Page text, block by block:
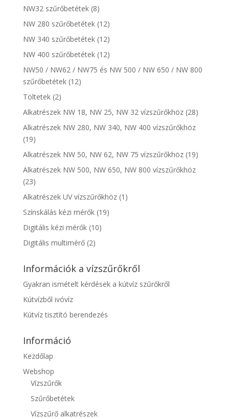
NW32 szűrőbetétek (8)
NW 280 szűrőbetétek (12)
NW 340 szűrőbetétek (12)
NW 400 szűrőbetétek (12)
NW50 / NW62 / NW75 és NW 500 / NW 650 / NW 800
szűrőbetétek (12)
Töltetek (2)
Alkatrészek NW 18, NW 25, NW 32 vízszűrőkhöz (28)
Alkatrészek NW 280, NW 340, NW 400 vízszűrőkhöz
(19)
Alkatrészek NW 50, NW 62, NW 75 vízszűrőkhöz (19)
Alkatrészek NW 500, NW 650, NW 800 vízszűrőkhöz
(23)
Alkatrészek UV vízszűrőkhöz (1)
Színskálás kézi mérők (19)
Digitális kézi mérők (10)
Digitális multimérő (2)
Információk a vízszűrőkről
Gyakran ismételt kérdések a kútvíz szűrőkről
Kútvízből ivóvíz
Kútvíz tisztító berendezés
Információ
Kezdőlap
Webshop
Vízszűrők
Szűrőbetétek
Vízszűrő alkatrészek